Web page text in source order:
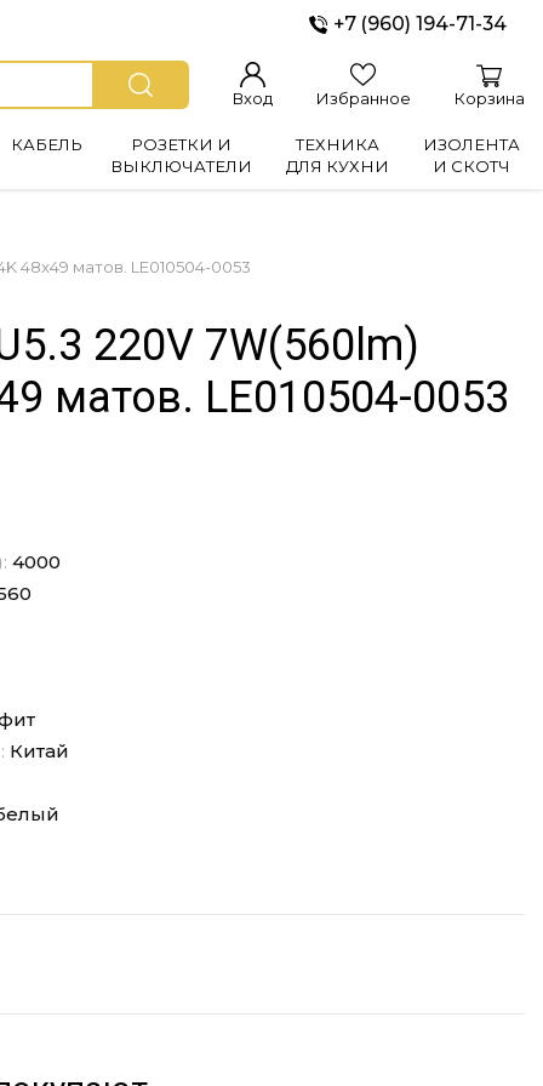
+7 (960) 194-71-34
Вход Избранное Корзина
КАБЕЛЬ
РОЗЕТКИ И
ВЫКЛЮЧАТЕЛИ
ТЕХНИКА
ДЛЯ КУХНИ
ИЗОЛЕНТА
И СКОТЧ
48x49 матов. LE010504-0053
220V 7W(560lm)
матов. LE010504-0053
4000
Китай